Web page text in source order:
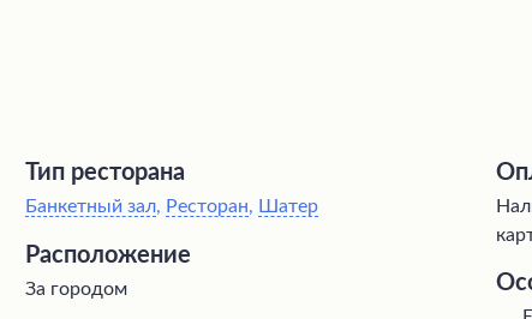
Тип ресторана
Банкетный зал, Ресторан, Шатер
Расположение
За городом